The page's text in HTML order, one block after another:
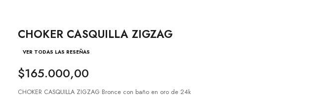
CHOKER CASQUILLA ZIGZAG
VER TODAS LAS RESEÑAS
$165.000,00
CHOKER CASQUILLA ZIGZAG Bronce con baño en oro de 24k